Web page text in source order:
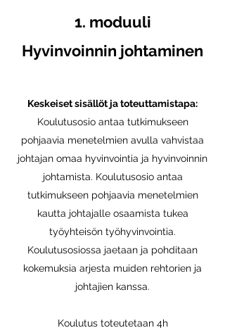
1. moduuli
Hyvinvoinnin johtaminen
Keskeiset sisällöt ja toteuttamistapa:
Koulutusosio antaa tutkimukseen
pohjaavia menetelmien avulla vahvistaa
johtajan omaa hyvinvointia ja hyvinvoinnin
johtamista. Koulutusosio antaa
tutkimukseen pohjaavia menetelmien
kautta johtajalle osaamista tukea
työyhteisön työhyvinvointia.
Koulutusosiossa jaetaan ja pohditaan
kokemuksia arjesta muiden rehtorien ja
johtajien kanssa.
Koulutus toteutetaan 4h